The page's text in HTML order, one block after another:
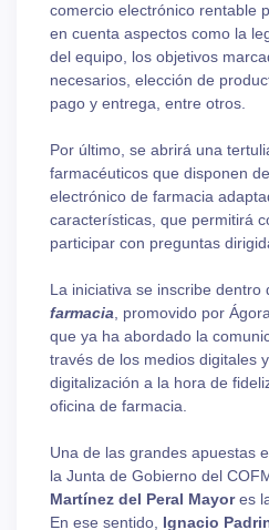
comercio electrónico rentable
en cuenta aspectos como la
del equipo, los objetivos
necesarios, elección de
pago y entrega, entre otros.
Por último, se abrirá una
farmacéuticos que disponen
electrónico de farmacia
características, que permitirá
participar con preguntas
La iniciativa se inscribe dentro
farmacia, promovido por
que ya ha abordado la
través de los medios digitales
digitalización a la hora de
oficina de farmacia.
Una de las grandes apuestas
la Junta de Gobierno del
Martínez del Peral Mayores
En ese sentido, Ignacio